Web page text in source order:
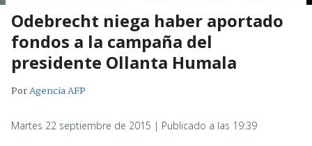
Odebrecht niega haber aportado
fondos a la campaña del
presidente Ollanta Humala
PorAgencia AFP
Martes 22 septiembre de 2015 | Publicado a las 19:39